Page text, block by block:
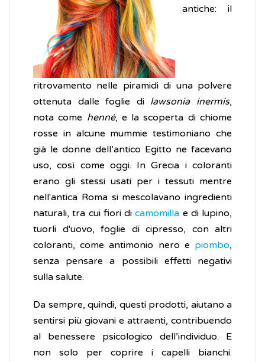
antiche: il
ritrovamento nelle piramidi di una polvere
ottenuta dalle foglie di lawsonia inermis,
nota come henné, e la scoperta di chiome
rosse in alcune mummie testimoniano che
già le donne dell’antico Egitto ne facevano
uso, così come oggi. In Grecia i coloranti
erano gli stessi usati per i tessuti mentre
nell'antica Roma si mescolavano ingredienti
naturali, tra cui fiori dicamomilla e di lupino,
tuorli d'uovo, foglie di cipresso, con altri
coloranti, come antimonio nero e piombo,
senza pensare a possibili effetti negativi
sulla salute.
Da sempre, quindi, questi prodotti, aiutano a
sentirsi più giovani e attraenti, contribuendo
al benessere psicologico dell’individuo. E
non solo per coprire i capelli bianchi.